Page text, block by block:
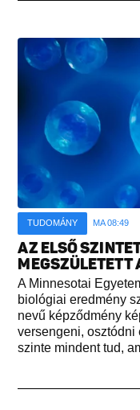
TUDOMÁNY MA 08:49
AZ ELSŐ
MEGSZÜLETETT
A Minnesotai
biológiai eredmény
nevű képződmény
versengeni,
szinte mindent tud,